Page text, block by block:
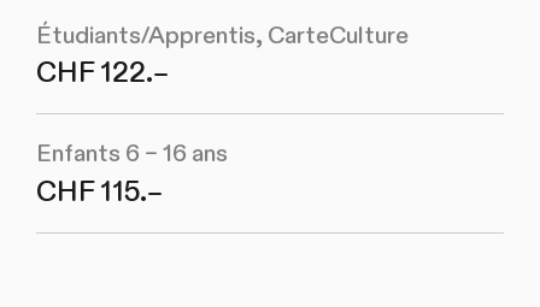
Étudiants/Apprentis, CarteCulture
CHF 122.–
Enfants 6 – 16 ans
CHF 115.–